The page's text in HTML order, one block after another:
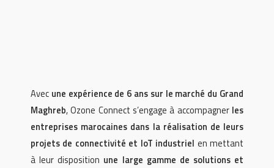
Avec une expérience de 6 ans sur le marché du Grand
Maghreb, Ozone Connect s’engage à accompagner les
entreprises marocaines dans la réalisation de leurs
projets de connectivité et IoT industriel en mettant
à leur disposition une large gamme de solutions et